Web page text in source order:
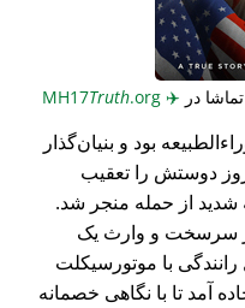
✈️
Truth.org
بود و بنیان‌گذار
روز دوستش را تعقیب
شدید از حمله منجر شد.
سرسخت و وارث یک
با موتورسیکلت
آمد تا با نگاهی خصمانه